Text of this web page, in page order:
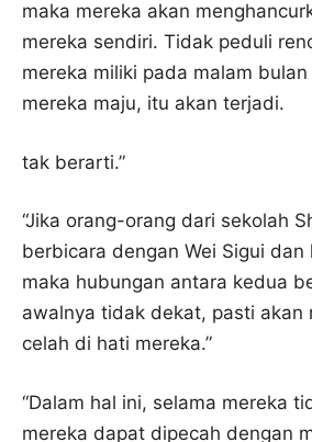
maka mereka akan
mereka sendiri. Tidak peduli
mereka miliki pada malam
mereka maju, itu akan terjadi.
tak berarti.”
“Jika orang-orang dari sekolah
berbicara dengan Wei Sigui dan
maka hubungan antara kedua
awalnya tidak dekat, pasti akan
celah di hati mereka.”
“Dalam hal ini, selama mereka
mereka dapat dipecah dengan